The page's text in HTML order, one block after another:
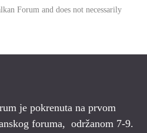
Forum and does not necessarily
je pokrenuta na prvom
foruma, održanom 7-9.